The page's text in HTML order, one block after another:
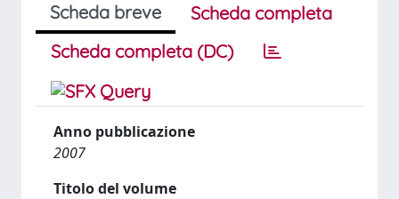
Scheda breve
Scheda completa
Scheda completa (DC)
Anno pubblicazione
2007
Titolo del volume